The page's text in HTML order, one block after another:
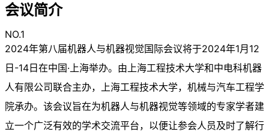
会议简介
NO.1
2024年第八届机器人与机器视觉国际会议将于2024年1月12
日-14日在中国·上海举办。由上海工程技术大学和中电科机器
人有限公司联合主办，上海工程技术大学，机械与汽车工程学
院承办。该会议旨在为机器人与机器视觉等领域的专家学者建
立一个广泛有效的学术交流平台，以便让参会人员及时了解行